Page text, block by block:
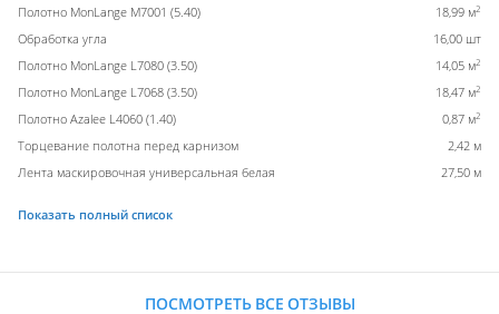
Полотно MonLange M7001 (5.40) 18,99 м2
Обработка угла
16,00 шт
Полотно MonLange L7080 (3.50)
14,05 м2
Полотно MonLange L7068 (3.50) 18,47 м2
Полотно Azalee L4060 (1.40) 0,87 м2
Торцевание полотна перед карнизом
2,42 м
Лента маскировочная универсальная белая
27,50 м
Показать полный список
ПОСМОТРЕТЬ ВСЕ ОТЗЫВЫ